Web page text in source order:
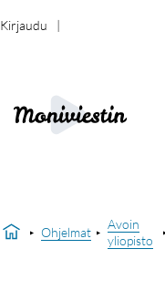
Kirjaudu
Ohjelmat
Avoin
yliopisto